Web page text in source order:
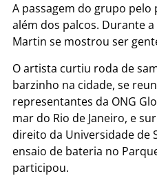
A passagem do grupo
além dos palcos. Durante
Martin se mostrou ser
O artista curtiu roda de
barzinho na cidade, se
representantes da ONG
mar do Rio de Janeiro, e
direito da Universidade de
ensaio de bateria no
participou.